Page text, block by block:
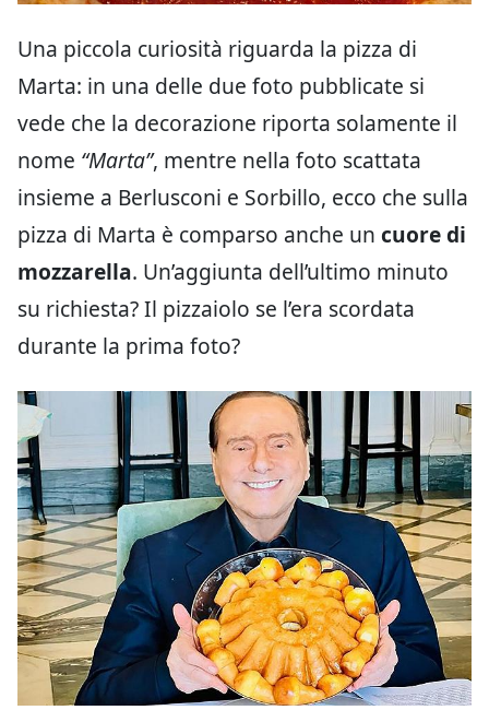
Una piccola curiosità riguarda la pizza di
Marta: in una delle due foto pubblicate si
vede che la decorazione riporta solamente il
nome “Marta”, mentre nella foto scattata
insieme a Berlusconi e Sorbillo, ecco che sulla
pizza di Marta è comparso anche un cuore di
mozzarella. Un’aggiunta dell’ultimo minuto
su richiesta? Il pizzaiolo se l’era scordata
durante la prima foto?